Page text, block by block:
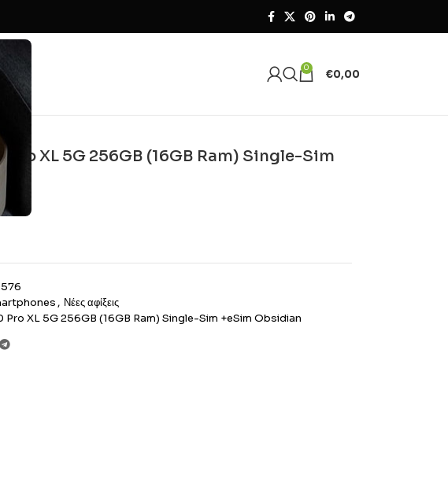
0 €0,00
Pro XL 5G 256GB (16GB Ram) Single-Sim
, Νέες αφίξεις
Pro XL 5G 256GB (16GB Ram) Single-Sim +eSim Obsidian